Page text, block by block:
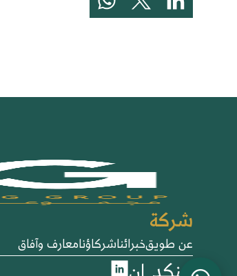
شركة
عن طويقخبرائناشركاؤنامعارف وآفاق